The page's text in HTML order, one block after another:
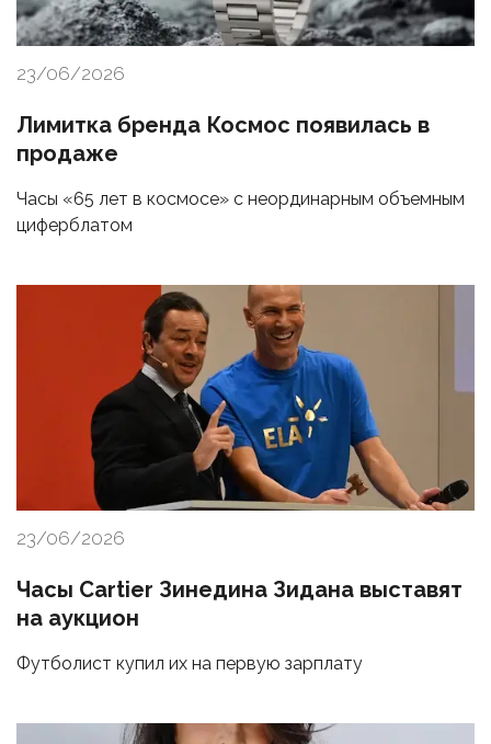
23/06/2026
Лимитка бренда Космос появилась в
продаже
Часы «65 лет в космосе» с неординарным объемным
циферблатом
23/06/2026
Часы Cartier Зинедина Зидана выставят
на аукцион
Футболист купил их на первую зарплату